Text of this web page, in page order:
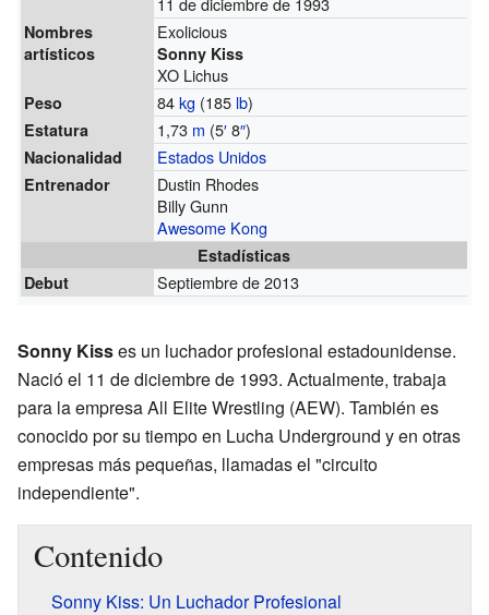
Nombres
artísticos
Exolicious
Sonny Kiss
XO Lichus
Peso 84kg (185 lb)
Estatura 1,73 m (5′8″)
Nacionalidad Estados Unidos
Entrenador
Dustin Rhodes
Billy Gunn
Awesome Kong
Estadísticas
Debut
Septiembre de 2013
Sonny Kisses un luchador profesional estadounidense.
Nació el 11 de diciembre de 1993. Actualmente, trabaja
para la empresa All Elite Wrestling (AEW). También es
conocido por su tiempo en Lucha Underground y en otras
empresas más pequeñas, llamadas el "circuito
independiente".
Contenido
Sonny Kiss: Un Luchador Profesional